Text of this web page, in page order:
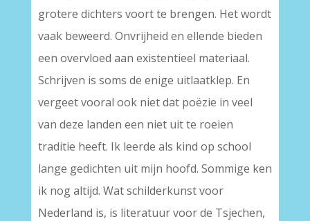
grotere dichters voort te brengen. Het wordt
vaak beweerd. Onvrijheid en ellende bieden
een overvloed aan existentieel materiaal.
Schrijven is soms de enige uitlaatklep. En
vergeet vooral ook niet dat poëzie in veel
van deze landen een niet uit te roeien
traditie heeft. Ik leerde als kind op school
lange gedichten uit mijn hoofd. Sommige ken
ik nog altijd. Wat schilderkunst voor
Nederland is, is literatuur voor de Tsjechen,